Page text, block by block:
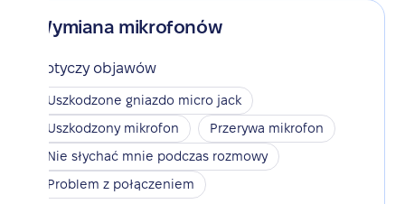
Wymiana mikrofonów
Dotyczy objawów
Uszkodzone gniazdo micro jack
Uszkodzony mikrofon
Przerywa mikrofon
Nie słychać mnie podczas rozmowy
Problem z połączeniem